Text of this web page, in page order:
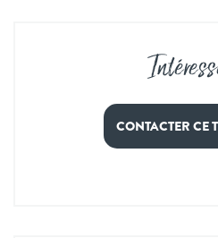
CONTACTER CE